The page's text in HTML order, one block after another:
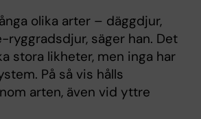
olika arter – däggdjur,
ryggradsdjur, säger han. Det
stora likheter, men inga har
På så vis hålls
arten, även vid yttre